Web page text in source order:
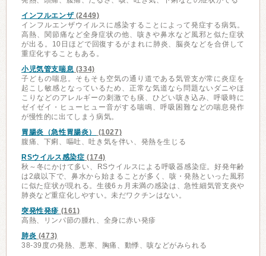
インフルエンザ(2449)
インフルエンザウイルスに感染することによって発症する病気。
高熱、関節痛など全身症状の他、咳きや鼻水など風邪と似た症状
が出る。10日ほどで回復するがまれに肺炎、脳炎などを合併して
重症化することもある。
小児気管支喘息 (334)
子どもの喘息。そもそも空気の通り道である気管支が常に炎症を
起こし敏感となっているため、正常な気道なら問題ないダニやほ
こりなどのアレルギーの刺激でも痰、ひどい咳き込み、呼吸時に
ゼイゼイ・ヒューヒュー音がする喘鳴、呼吸困難などの喘息発作
が慢性的に出てしまう病気。
胃腸炎（急性胃腸炎）
(1027)
腹痛、下痢、嘔吐、吐き気を伴い、発熱を生じる
RSウイルス感染症 (174)
秋～冬にかけて多い、RSウイルスによる呼吸器感染症。好発年齢
は2歳以下で、鼻水から始まることが多く、咳・発熱といった風邪
に似た症状が現れる。生後6ヵ月未満の感染は、急性細気管支炎や
肺炎など重症化しやすい。未だワクチンはない。
突発性発疹 (161)
高熱、リンパ節の腫れ、全身に赤い発疹
肺炎 (473)
38-39度の発熱、悪寒、胸痛、動悸、咳などがみられる